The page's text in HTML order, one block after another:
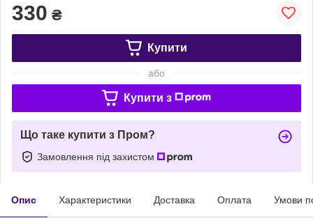
330 ₴
Купити
або
Купити з
Що таке купити з Пром?
Замовлення під захистом
Опис Характеристики Доставка Оплата Умови